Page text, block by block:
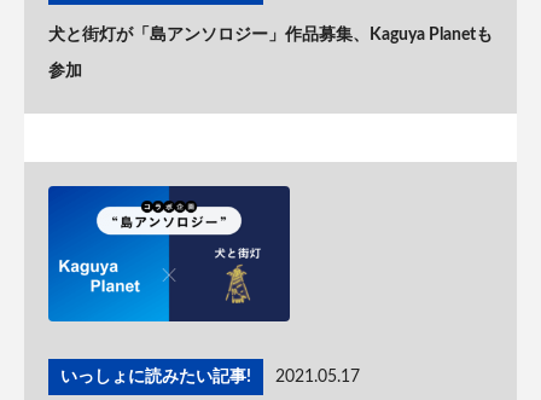
犬と街灯が「島アンソロジー」作品募集、Kaguya Planetも
参加
いっしょに読みたい記事! 2021.05.17